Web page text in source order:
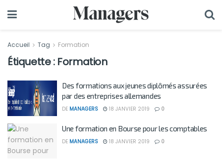
Accueil Tag Formation
Étiquette : Formation
Des formations aux jeunes diplômés assurées
par des entreprises allemandes
DE MANAGERS 18 JANVIER 2019 0
Une formation en Bourse pour les comptables
DE MANAGERS 18 JANVIER 2019 0